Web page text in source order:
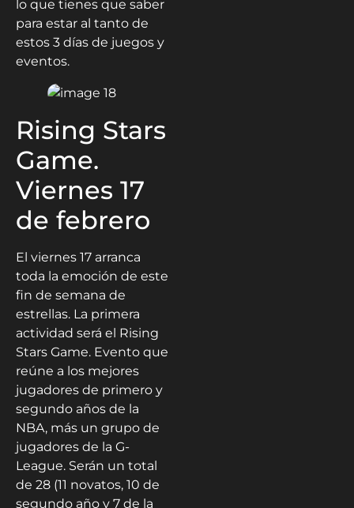
lo que tienes que saber
para estar al tanto de
estos 3 días de juegos y
eventos.
Rising Stars
Game.
Viernes 17
de febrero
El viernes 17 arranca
toda la emoción de este
fin de semana de
estrellas. La primera
actividad será el Rising
Stars Game. Evento que
reúne a los mejores
jugadores de primero y
segundo años de la
NBA, más un grupo de
jugadores de la G-
League. Serán un total
de 28 (11 novatos, 10 de
segundo año y 7 de la